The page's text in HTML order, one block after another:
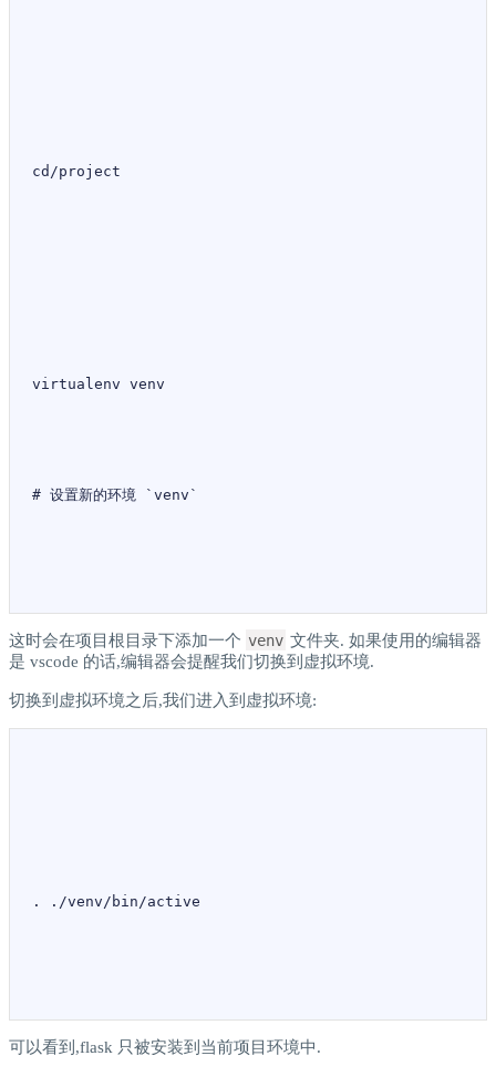
cd /project
virtualenv venv
# 设置新的环境 `venv`
这时会在项目根目录下添加一个 venv 文件夹. 如果使用的编辑器
是 vscode 的话,编辑器会提醒我们切换到虚拟环境.
切换到虚拟环境之后,我们进入到虚拟环境:
. ./venv/ bin/active
可以看到,flask 只被安装到当前项目环境中.